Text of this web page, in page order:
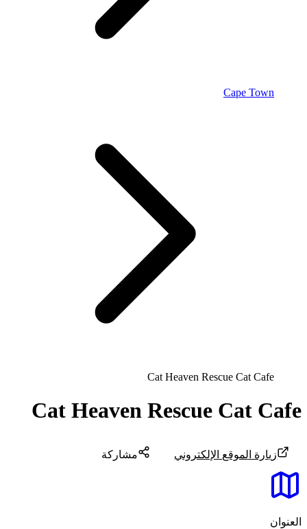
Cape Town
Cat Heaven Rescue Cat Cafe
Cat Heaven Rescue Cat Cafe
زيارة الموقع الإلكتروني مشاركة
العنوان